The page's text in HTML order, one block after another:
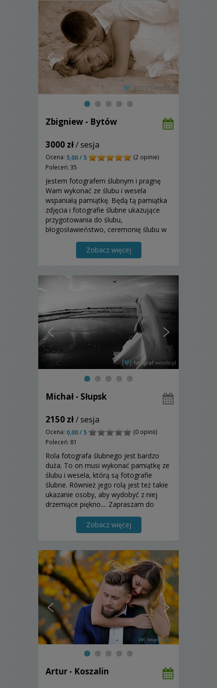
Zbigniew - Bytów
3000 zł/ sesja
Ocena: 5,00 / 5
(2 opinie)
Poleceń: 35
Jestem fotografem ślubnym i pragnę
Wam wykonać ze ślubu i wesela
wspaniałą pamiątkę. Będą tą pamiątka
zdjęcia i fotografie ślubne ukazujące
przygotowania do ślubu,
błogosławieństwo, ceremonię ślubu w
na radosnej zabawie. Zapraszam.
Zobacz więcej
Michał - Słupsk
2150 zł/ sesja
Ocena: 0,00 / 5
(0 opinii)
Poleceń: 81
Rola fotografa ślubnego jest bardzo
duża. To on musi wykonać pamiątkę ze
ślubu i wesela, którą są fotografie
ślubne. Również jego rolą jest też takie
ukazanie osoby, aby wydobyć z niej
drzemiące piękno.... Zapraszam do
Zobacz więcej
Artur - Koszalin